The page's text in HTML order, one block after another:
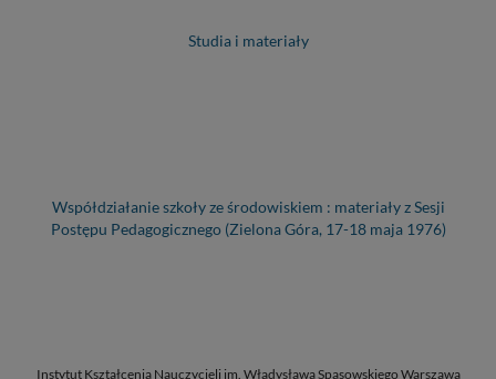
Studia i materiały
Współdziałanie szkoły ze środowiskiem : materiały z Sesji
Postępu Pedagogicznego (Zielona Góra, 17-18 maja 1976)
Instytut Kształcenia Nauczycieli im. Władysława Spasowskiego Warszawa